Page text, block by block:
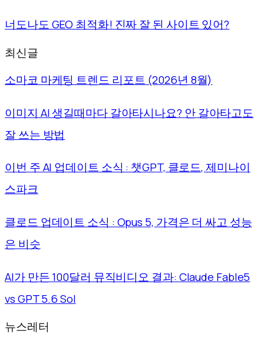
너도나도 GEO 최적화! 진짜 잘 된 사이트 있어?
최신글
소마코 마케팅 트렌드 리포트 (2026년 8월)
이미지 AI 생길때마다 갈아타시나요? 안 갈아타고도
잘 쓰는 방법
이번 주 AI 업데이트 소식 : 챗GPT, 클로드, 제미나이
스파크
클로드 업데이트 소식 : Opus 5, 가격은 더 싸고 성능
은 비슷
AI가 만든 100달러 뮤직비디오 결과: Claude Fable5
vs GPT 5.6 Sol
뉴스레터